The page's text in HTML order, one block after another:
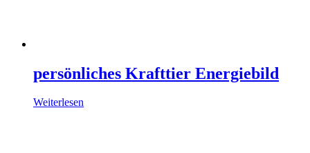
persönliches Krafttier Energiebild
Weiterlesen